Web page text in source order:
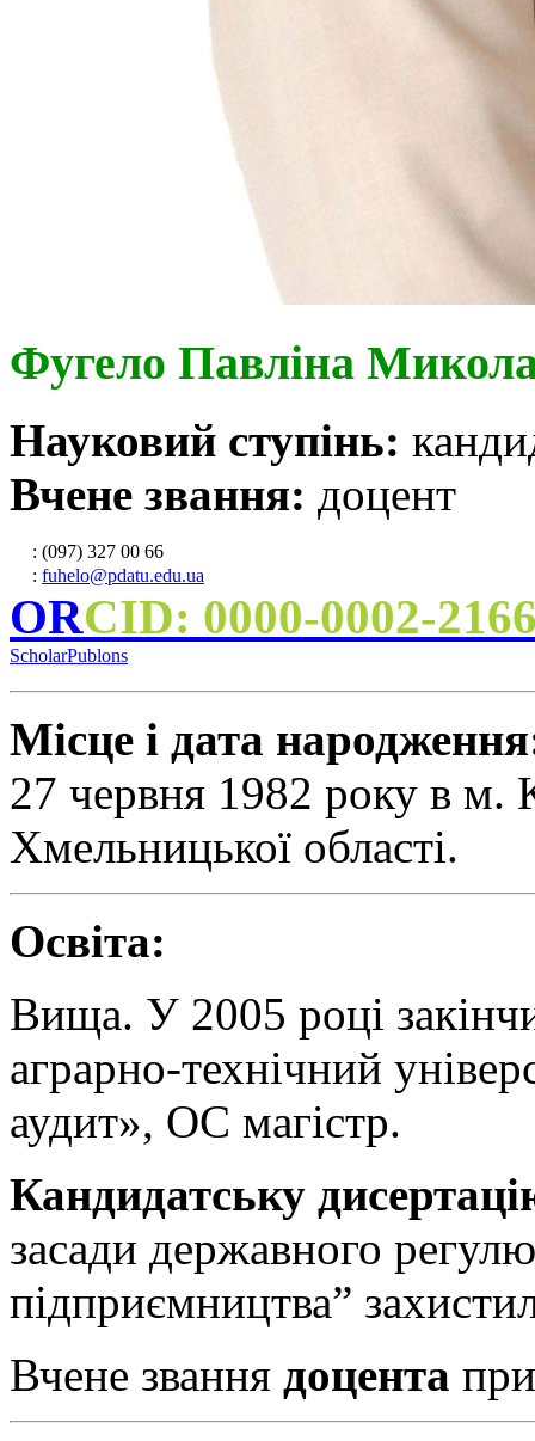
Фугело Павліна
Науковий ступінь:
Вчене звання: доцент
: (097) 327 00 66
: fuhelo@pdatu.edu.ua
ORCID: 0000-0002-
ScholarPublons
Місце і дата
27 червня 1982 року в м.
Хмельницької області.
Освіта:
Вища. У 2005 році
аграрно-технічний
аудит», ОС магістр.
Кандидатську
засади державного
підприємництва”
Вчене звання доцента